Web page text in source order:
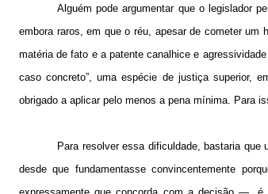
Alguém pode argumentar que o legislador
embora raros, em que o réu, apesar de cometer
matéria de fato e a patente canalhice e
caso concreto”, uma espécie de justiça superior,
obrigado a aplicar pelo menos a pena mínima. Para
Para resolver essa dificuldade, bastaria
desde que fundamentasse convincentemente